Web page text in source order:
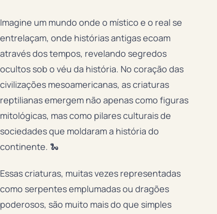
Imagine um mundo onde o místico e o real se
entrelaçam, onde histórias antigas ecoam
através dos tempos, revelando segredos
ocultos sob o véu da história. No coração das
civilizações mesoamericanas, as criaturas
reptilianas emergem não apenas como figuras
mitológicas, mas como pilares culturais de
sociedades que moldaram a história do
continente. 🐍
Essas criaturas, muitas vezes representadas
como serpentes emplumadas ou dragões
poderosos, são muito mais do que simples